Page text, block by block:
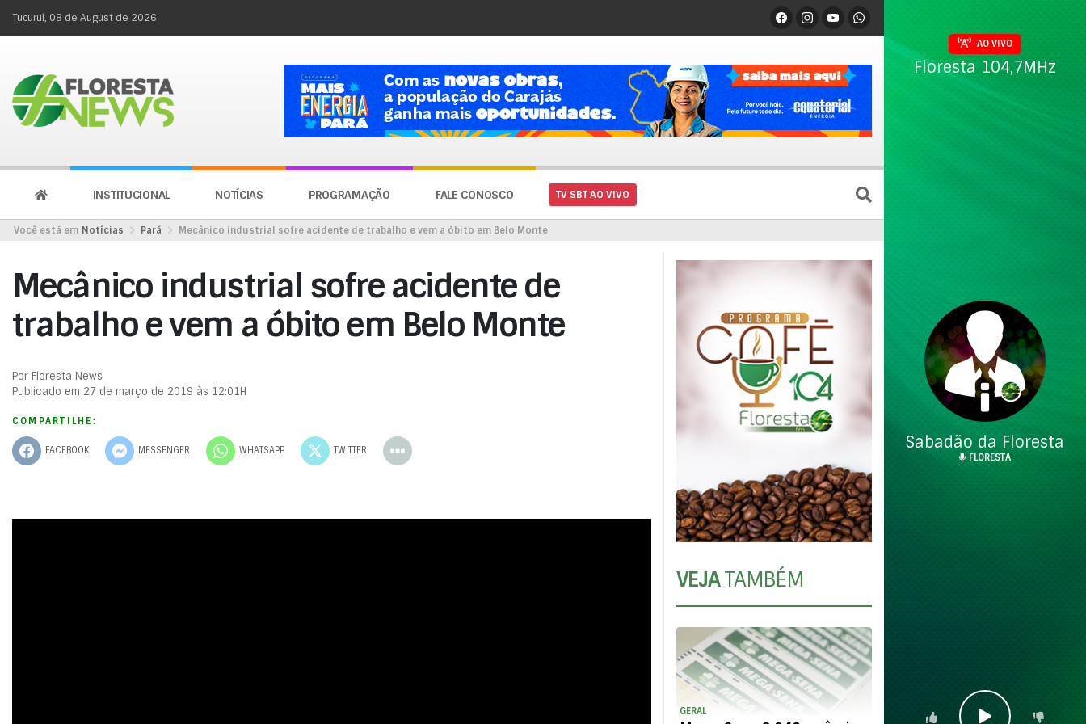
Tucuruí, 08 de August de 2026
INSTITUCIONAL NOTÍCIAS PROGRAMAÇÃO FALE CONOSCO TV SBT AO VIVO
Você está em Notícias Pará Mecânico industrial sofre acidente de trabalho e vem a óbito em Belo Monte
Mecânico industrial sofre acidente de
trabalho e vem a óbito em Belo Monte
Por Floresta News
Publicado em 27 de março de 2019 às 12:01H
COMPARTILHE:
FACEBOOK MESSENGER WHATSAPP TWITTER
VEJATAMBÉM
GERAL
AO VIVO
Floresta 104,7MHz
Sabadão da Floresta
FLORESTA